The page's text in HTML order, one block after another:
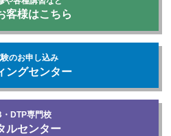
客様はこちら
のお申し込み
ングセンター
・DTP専門校
ルセンター